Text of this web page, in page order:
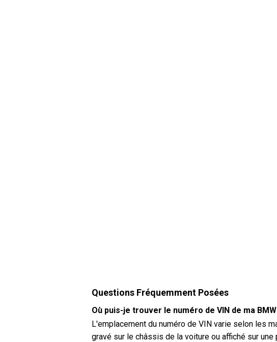
Questions Fréquemment Posées
Où puis-je trouver le numéro de VIN de ma
L'emplacement du numéro de VIN varie selon les
gravé sur le châssis de la voiture ou affiché sur